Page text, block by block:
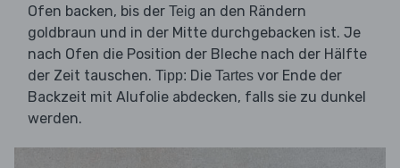
Ofen backen, bis der Teig an den Rändern
goldbraun und in der Mitte durchgebacken ist. Je
nach Ofen die Position der Bleche nach der Hälfte
der Zeit tauschen. Tipp: Die Tartes vor Ende der
Backzeit mit Alufolie abdecken, falls sie zu dunkel
werden.